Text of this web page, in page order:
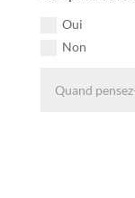
Oui
Non